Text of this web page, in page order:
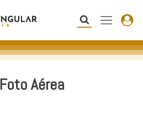
Foto Aérea